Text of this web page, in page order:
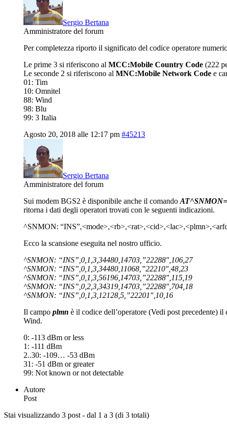
Sergio Bertana
Amministratore del forum
Per completezza riporto il significato del codice operatore
Le prime 3 si riferiscono al MCC:Mobile Country Code (222
Le seconde 2 si riferiscono al MNC:Mobile Network Code e
01: Tim
10: Omnitel
88: Wind
98: Blu
99: 3 Italia
Agosto 20, 2018 alle 12:17 pm #45213
Sergio Bertana
Amministratore del forum
Sui modem BGS2 è disponibile anche il comando
ritorna i dati degli operatori trovati con le seguenti indicazioni.
^SNMON:
Ecco la scansione eseguita nel nostro ufficio.
^SNMON: “INS”,0,1,3,34480,14703,”22288″,106,27
^SNMON: “INS”,0,1,3,34480,11068,”22210″,48,23
^SNMON: “INS”,0,1,3,56196,14703,”22288″,115,19
^SNMON: “INS”,0,2,3,34319,14703,”22288″,704,18
^SNMON: “INS”,0,1,3,12128,5,”22201″,10,16
Il campo plmn è il codice dell’operatore (Vedi post precedente) il
Wind.
0: -113 dBm or less
1: -111 dBm
2..30: -109… -53 dBm
31: -51 dBm or greater
99: Not known or not detectable
Autore
Post
Stai visualizzando 3 post - dal 1 a 3 (di 3 totali)